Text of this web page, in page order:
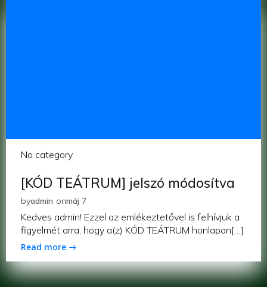
No category
[KÓD TEÁTRUM] jelszó módosítva
byadmin onmáj 7
Kedves admin! Ezzel az emlékeztetővel is felhívjuk a
figyelmét arra, hogy a(z) KÓD TEÁTRUM honlapon[…]
Read more